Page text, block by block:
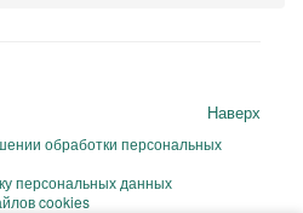
Наверх
обработки персональных
персональных данных
cookies